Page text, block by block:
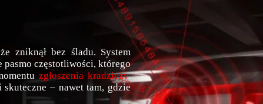
zniknął bez śladu. System
pasmo częstotliwości, którego
zgłoszenia kradzieży.
– nawet tam, gdzie